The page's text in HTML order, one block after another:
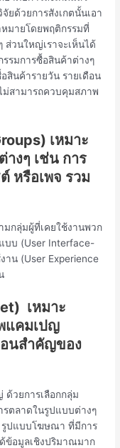
ยด้วยการสังเกตนั้นเอา
หมายโดยพฤติกรรมที่
ส่วนใหญ่เราจะเห็นได้
รมการซื้อสินค้าต่างๆ
สินค้ารายวัน รายเดือน
ม่สามารถควบคุมสภาพ
เหมาะ
งๆ เช่น การ
หรือเพจ รวม
มกลุ่มผู้ที่เคยใช้งานพวก
บบ (User Interface-
าน (User Experience
เหมาะ
แคมเปญ
นสำคัญของ
วยการเลือกกลุ่ม
ตลาดในรูปแบบต่างๆ
รูปแบบโฆษณา ที่มีการ
ข้อมูลเชิงปริมาณมาก